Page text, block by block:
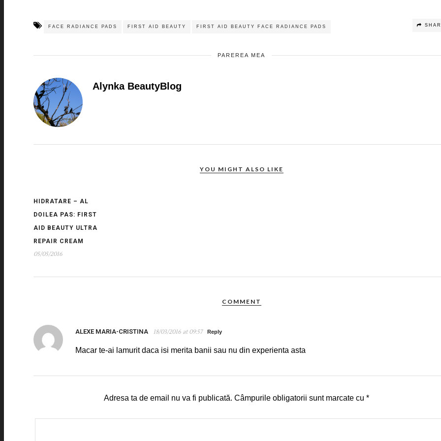
FACE RADIANCE PADS FIRST AID BEAUTY FIRST AID BEAUTY FACE RADIANCE PADS
PAREREA MEA
Alynka BeautyBlog
YOU MIGHT ALSO LIKE
HIDRATARE – AL
DOILEA PAS: FIRST
AID BEAUTY ULTRA
REPAIR CREAM
05/05/2016
COMMENT
ALEXE MARIA-CRISTINA 18/03/2016 at 09:57 Reply
Macar te-ai lamurit daca isi merita banii sau nu din experienta asta
Adresa ta de email nu va fi publicată. Câmpurile obligatorii sunt marcate cu *